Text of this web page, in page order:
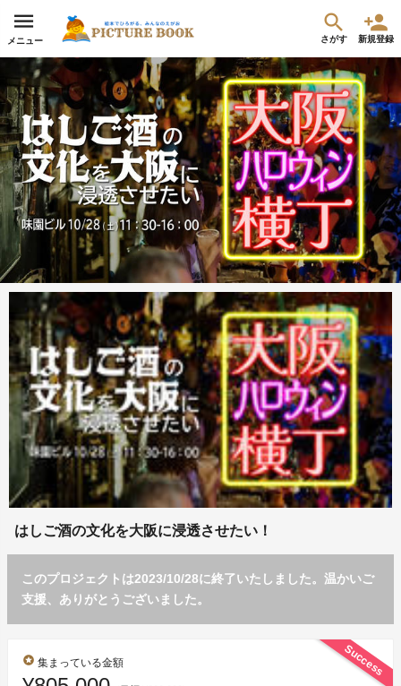
メニュー さがす 新規登録
はしご酒の文化を大阪に浸透させたい！
このプロジェクトは2023/10/28に終了いたしました。温かいご
支援、ありがとうございました。
Success
stars 集まっている金額